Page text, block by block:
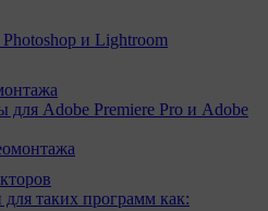
и Lightroom
для Adobe Premiere Pro и Adobe
таких программ как: